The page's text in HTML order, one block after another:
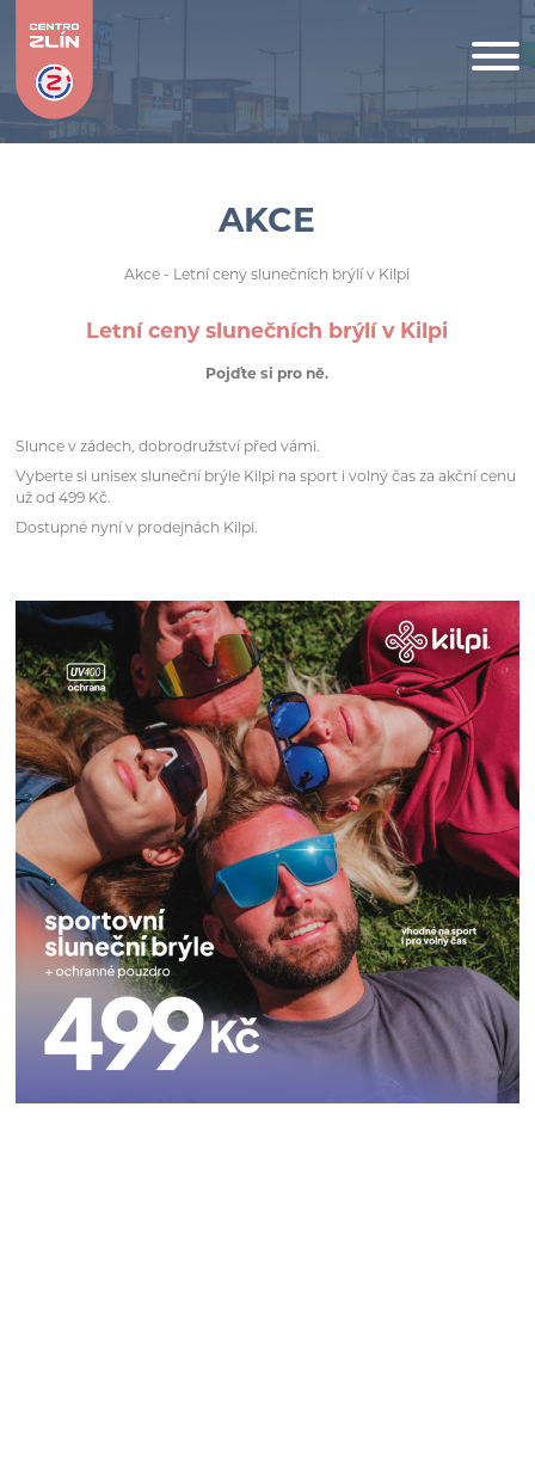
AKCE
Akce- Letní ceny slunečních brýlí v Kilpi
Letní ceny slunečních brýlí v Kilpi
Pojďte si pro ně.
Slunce v zádech, dobrodružství před vámi.
Vyberte si unisex sluneční brýle Kilpi na sport i volný čas za akční cenu
už od 499 Kč.
Dostupné nyní v prodejnách Kilpi.